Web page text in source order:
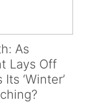
As
Lays Off
‘Winter’